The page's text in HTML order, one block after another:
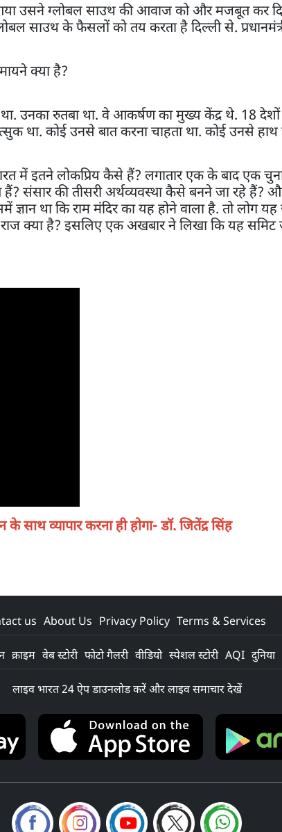
आया उसने ग्लोबल साउथ की आवाज को और मजबूत कर
साउथ के फैसलों को तय करता है दिल्ली से. प्रधानमंत्री
क्या है?
उनका रुतबा था. वे आकर्षण का मुख्य केंद्र थे. 18 देशों
था. कोई उनसे बात करना चाहता था. कोई उनसे हाथ
में इतने लोकप्रिय कैसे हैं? लगातार एक के बाद एक
संसार की तीसरी अर्थव्यवस्था कैसे बनने जा रहे हैं?
था कि राम मंदिर का यह होने वाला है. तो लोग यह
क्या है? इसलिए एक अखबार ने लिखा कि यह समिट
साथ व्यापार करना ही होगा- डॉ. जितेंद्र सिंह
us About Us Privacy Policy Terms & Services
क्राइम वेब स्टोरी फोटो गैलरी वीडियो स्पेशल स्टोरी AQI दुनिया
लाइव भारत 24 ऐप डाउनलोड करें और लाइव समाचार देखें